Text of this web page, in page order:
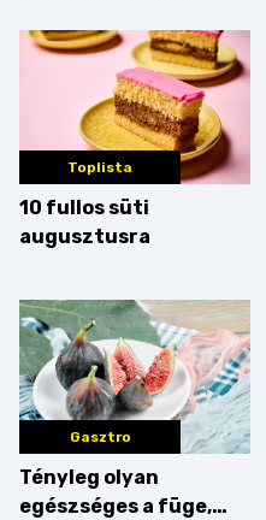
Toplista
10 fullos süti
augusztusra
Gasztro
Tényleg olyan
egészséges a füge,